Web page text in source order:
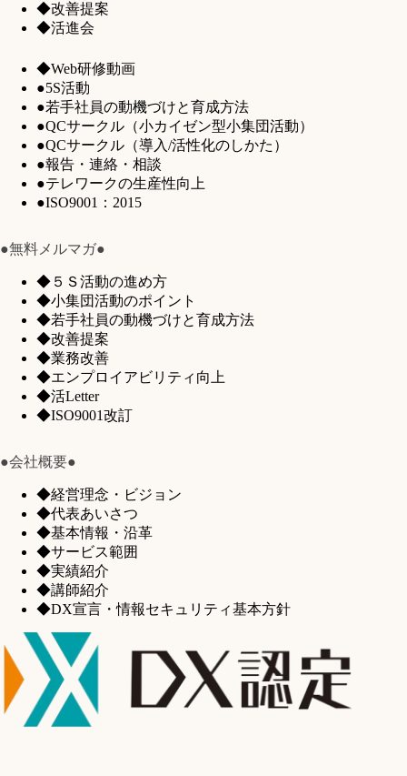
◆改善提案
◆活進会
◆Web研修動画
●5S活動
●若手社員の動機づけと育成方法
●QCサークル（小カイゼン型小集団活動）
●QCサークル（導入/活性化のしかた）
●報告・連絡・相談
●テレワークの生産性向上
●ISO9001：2015
●無料メルマガ●
◆５Ｓ活動の進め方
◆小集団活動のポイント
◆若手社員の動機づけと育成方法
◆改善提案
◆業務改善
◆エンプロイアビリティ向上
◆活Letter
◆ISO9001改訂
●会社概要●
◆経営理念・ビジョン
◆代表あいさつ
◆基本情報・沿革
◆サービス範囲
◆実績紹介
◆講師紹介
◆DX宣言・情報セキュリティ基本方針